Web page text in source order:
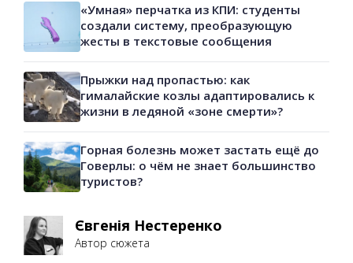
«Умная» перчатка из КПИ: студенты
создали систему, преобразующую
жесты в текстовые сообщения
Прыжки над пропастью: как
гималайские козлы адаптировались к
жизни в ледяной «зоне смерти»?
Горная болезнь может застать ещё до
Говерлы: о чём не знает большинство
туристов?
Євгенія Нестеренко
Автор сюжета